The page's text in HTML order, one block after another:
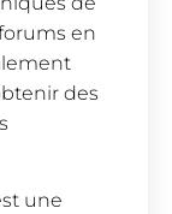
en
des
une